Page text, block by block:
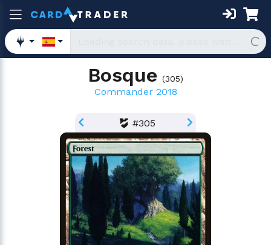
Bosque (305)
Commander 2018
#305